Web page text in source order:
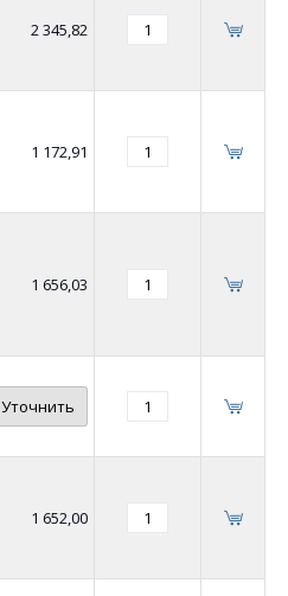
2 345,82
1 172,91
1 656,03
Уточнить
1 652,00